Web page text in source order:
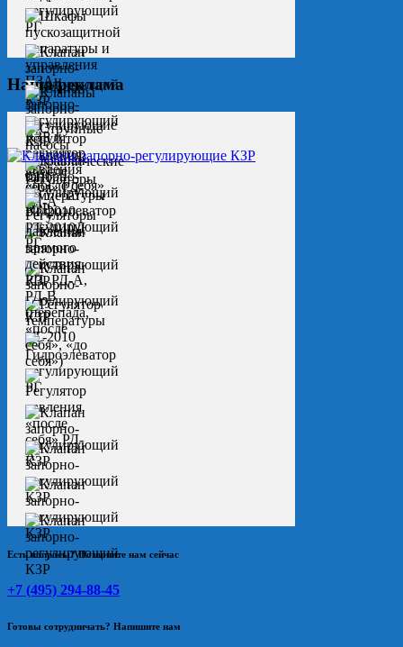
Наша реклама
Есть вопросы? Позвоните нам сейчас
+7 (495) 294-88-45
Готовы сотрудничать? Напишите нам